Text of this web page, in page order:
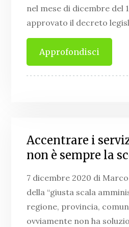
nel mese di dicembre del
approvato il decreto
Approfondisci
Accentrare i
non è sempre la
7 dicembre 2020 di
della “giusta scala
regione, provincia,
ovviamente non ha